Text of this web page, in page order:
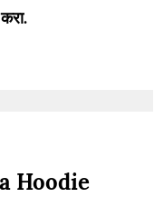
Hoodie